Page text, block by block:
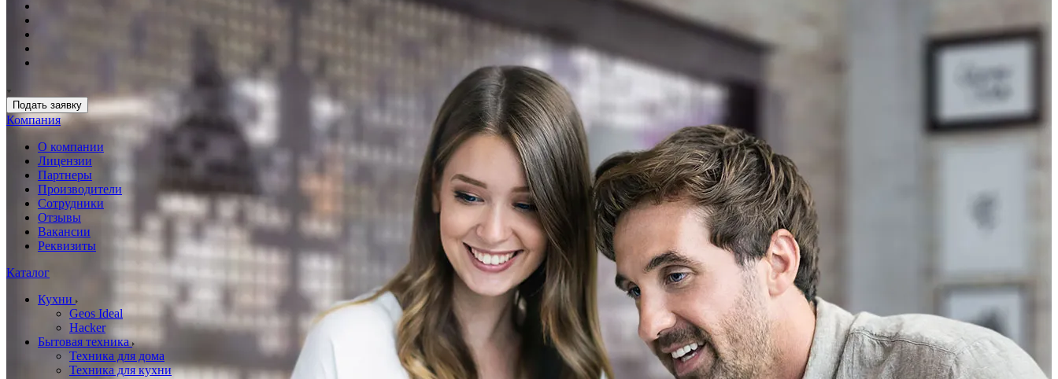
Подать заявку
Компания
О компании
Лицензии
Партнеры
Производители
Сотрудники
Отзывы
Вакансии
Реквизиты
Каталог
Кухни
Geos Ideal
Hacker
Бытовая техника
Техника для дома
Техника для кухни